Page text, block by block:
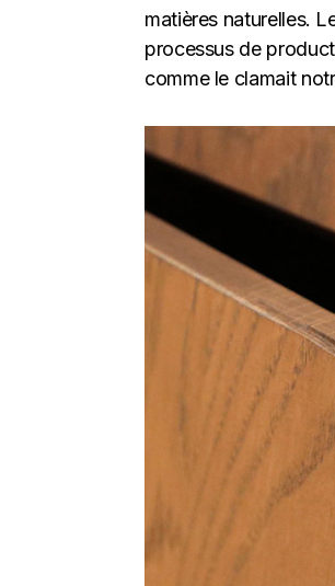
matières naturelles.
processus de
comme le clamait